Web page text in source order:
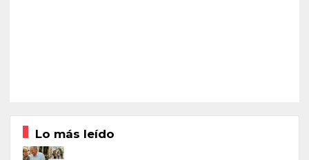
Lo más leído